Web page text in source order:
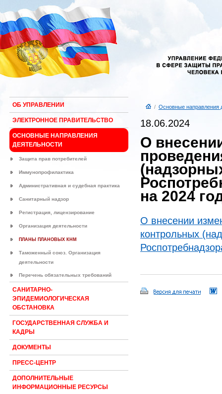
ОБ УПРАВЛЕНИИ
ЭЛЕКТРОННОЕ ПРАВИТЕЛЬСТВО
ОСНОВНЫЕ НАПРАВЛЕНИЯ
ДЕЯТЕЛЬНОСТИ
Защита прав потребителей
Иммунопрофилактика
Административная и судебная практика
Санитарный надзор
Регистрация, лицензирование
Организация деятельности
ПЛАНЫ ПЛАНОВЫХ КНМ
Таможенный союз. Организация
деятельности
Перечень обязательных требований
САНИТАРНО-
ЭПИДЕМИОЛОГИЧЕСКАЯ
ОБСТАНОВКА
ГОСУДАРСТВЕННАЯ СЛУЖБА И
КАДРЫ
ДОКУМЕНТЫ
ПРЕСС-ЦЕНТР
ДОПОЛНИТЕЛЬНЫЕ
ИНФОРМАЦИОННЫЕ РЕСУРСЫ
/ Основные направления
18.06.2024
О
на 2024
О внесении
контрольных